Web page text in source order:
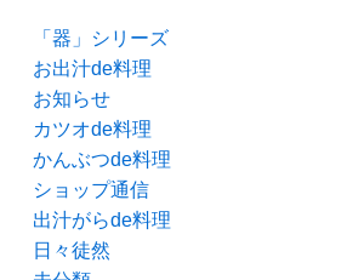
「器」シリーズ
お出汁de料理
お知らせ
カツオde料理
かんぶつde料理
ショップ通信
出汁がらde料理
日々徒然